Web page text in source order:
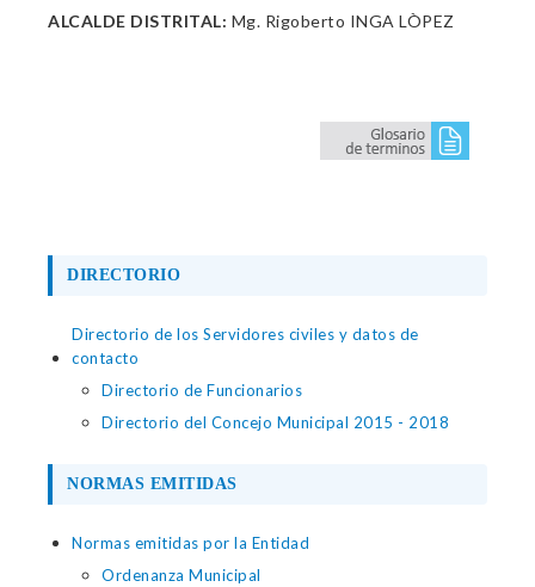
ALCALDE DISTRITAL: Mg. Rigoberto INGA LÒPEZ
DIRECTORIO
Directorio de los Servidores civiles y datos de
contacto
Directorio de Funcionarios
Directorio del Concejo Municipal 2015 - 2018
NORMAS EMITIDAS
Normas emitidas por la Entidad
Ordenanza Municipal